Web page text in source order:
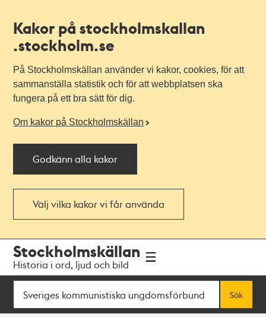
Kakor på stockholmskallan
.stockholm.se
På Stockholmskällan använder vi kakor, cookies, för att
sammanställa statistik och för att webbplatsen ska
fungera på ett bra sätt för dig.
Om kakor på Stockholmskällan
Godkänn alla kakor
Välj vilka kakor vi får använda
navigationen
huvudinnehållet
Stockholmskällan
Historia i ord, ljud och bild
Sök
Sök